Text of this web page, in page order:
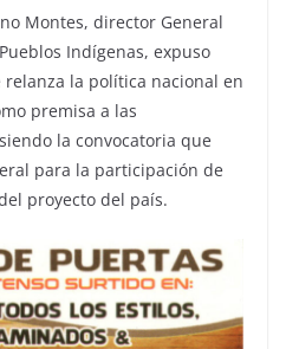
Montes, director General
Indígenas, expuso
la política nacional en
premisa a las
la convocatoria que
para la participación de
proyecto del país.